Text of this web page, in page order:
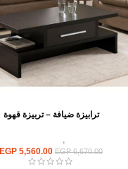
ترابيزة ضيافة – تربيزة قهوة
,
EGP6,670.00
EGP 5,560.00